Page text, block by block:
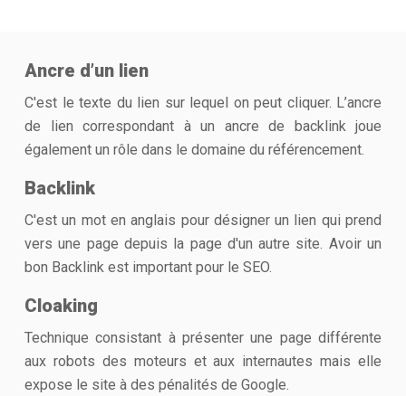
Ancre d’un lien
C'est le texte du lien sur lequel on peut cliquer. L’ancre
de lien correspondant à un ancre de backlink joue
également un rôle dans le domaine du référencement.
Backlink
C'est un mot en anglais pour désigner un lien qui prend
vers une page depuis la page d'un autre site. Avoir un
bon Backlink est important pour le SEO.
Cloaking
Technique consistant à présenter une page différente
aux robots des moteurs et aux internautes mais elle
expose le site à des pénalités de Google.